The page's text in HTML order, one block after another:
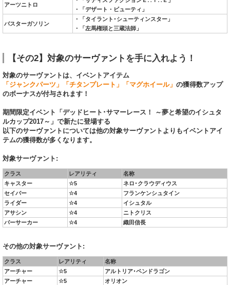
アーツニトロ
・「デザート・ビューティ」
バスターガソリン
・「タイラント･シューティンスター」
・「左馬権頭と三蔵法師」
【その2】対象のサーヴァントを手に入れよう！
対象のサーヴァントは、イベントアイテム
「ジャンクパーツ」「チタンプレート」「マグホイール」 の獲得数アップ
のボーナスが付与されます！
期間限定イベント「デッドヒート･サマーレース！ ～夢と希望のイシュタ
ルカップ2017～」で新たに登場する
以下のサーヴァントについては他の対象サーヴァントよりもイベントアイ
テムの獲得数が多くなります。
対象サーヴァント:
クラス レアリティ
名称
キャスター
☆5
ネロ･クラウディウス
セイバー
☆4
フランケンシュタイン
ライダー
☆4
イシュタル
アサシン
☆4
ニトクリス
バーサーカー
☆4 織田信長
その他の対象サーヴァント:
クラス レアリティ
名称
アーチャー
☆5
アルトリア･ペンドラゴン
アーチャー
☆5
オリオン